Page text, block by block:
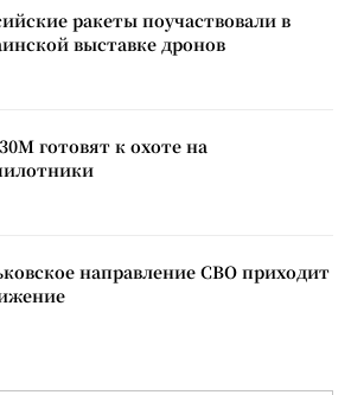
ракеты поучаствовали в
выставке дронов
готовят к охоте на
направление СВО приходит